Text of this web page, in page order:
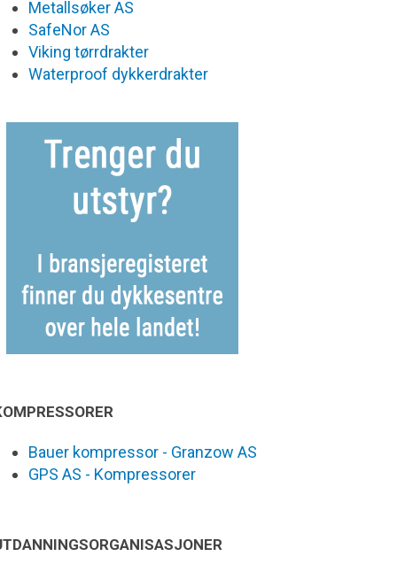
Metallsøker AS
SafeNor AS
Viking tørrdrakter
Waterproof dykkerdrakter
Bauer kompressor - Granzow AS
GPS AS - Kompressorer